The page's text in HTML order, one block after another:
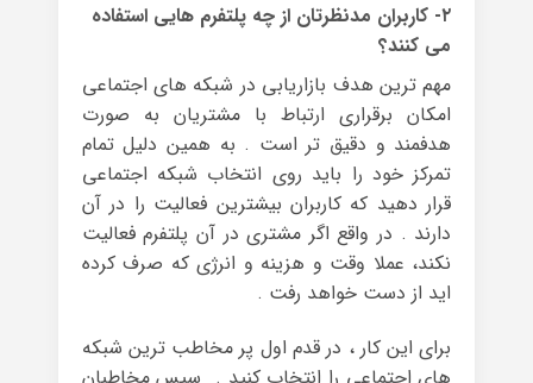
۲- کاربران مدنظرتان از چه پلتفرم هایی استفاده
می کنند؟
مهم ترین هدف بازاریابی در شبکه های اجتماعی
امکان برقراری ارتباط با مشتریان به صورت
هدفمند و دقیق تر است . به همین دلیل تمام
تمرکز خود را باید روی انتخاب شبکه اجتماعی
قرار دهید که کاربران بیشترین فعالیت را در آن
دارند . در واقع اگر مشتری در آن پلتفرم فعالیت
نکند، عملا وقت و هزینه و انرژی که صرف کرده
اید از دست خواهد رفت .
برای این کار ، در قدم اول پر مخاطب ترین شبکه